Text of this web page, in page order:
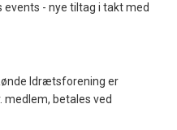
- nye tiltag i takt med
Idrætsforening er
medlem, betales ved